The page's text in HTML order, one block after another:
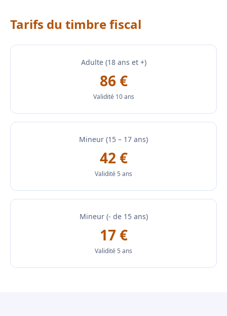
Tarifs du timbre fiscal
Adulte (18 ans et +)
86 €
Validité 10 ans
Mineur (15 – 17 ans)
42 €
Validité 5 ans
Mineur (- de 15 ans)
17 €
Validité 5 ans